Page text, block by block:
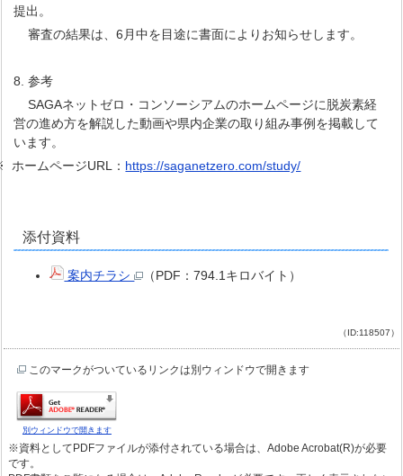
提出。
審査の結果は、6月中を目途に書面によりお知らせします。
8. 参考
SAGAネットゼロ・コンソーシアムのホームページに脱炭素経
営の進め方を解説した動画や県内企業の取り組み事例を掲載して
います。
ホームページURL： https://saganetzero.com/study/
添付資料
案内チラシ （PDF：794.1キロバイト）
（ID:118507）
このマークがついているリンクは別ウィンドウで開きます
別ウィンドウで開きます
※資料としてPDFファイルが添付されている場合は、Adobe Acrobat(R)が必要
です。